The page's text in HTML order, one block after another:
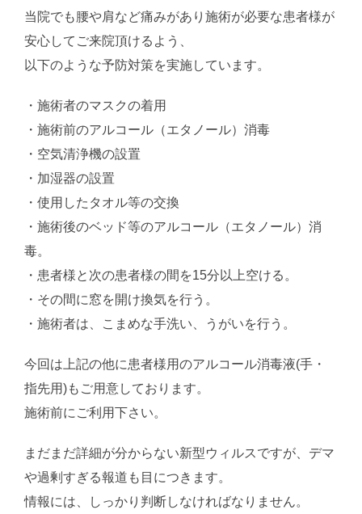
当院でも腰や肩など痛みがあり施術が必要な患者様が
安心してご来院頂けるよう、
以下のような予防対策を実施しています。
・施術者のマスクの着用
・施術前のアルコール（エタノール）消毒
・空気清浄機の設置
・加湿器の設置
・使用したタオル等の交換
・施術後のベッド等のアルコール（エタノール）消
毒。
・患者様と次の患者様の間を15分以上空ける。
・その間に窓を開け換気を行う。
・施術者は、こまめな手洗い、うがいを行う。
今回は上記の他に患者様用のアルコール消毒液(手・
指先用)もご用意しております。
施術前にご利用下さい。
まだまだ詳細が分からない新型ウィルスですが、デマ
や過剰すぎる報道も目につきます。
情報には、しっかり判断しなければなりません。